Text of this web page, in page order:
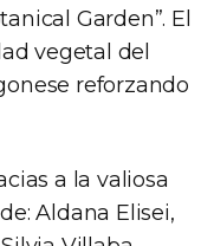
Garden”. El
vegetal del
reforzando
a la valiosa
Aldana Elisei,